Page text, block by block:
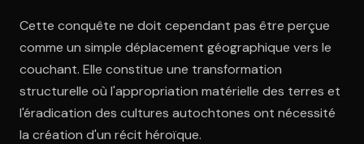
Cette conquête ne doit cependant pas être perçue
comme un simple déplacement géographique vers le
couchant. Elle constitue une transformation
structurelle où l'appropriation matérielle des terres et
l'éradication des cultures autochtones ont nécessité
la création d'un récit héroïque.